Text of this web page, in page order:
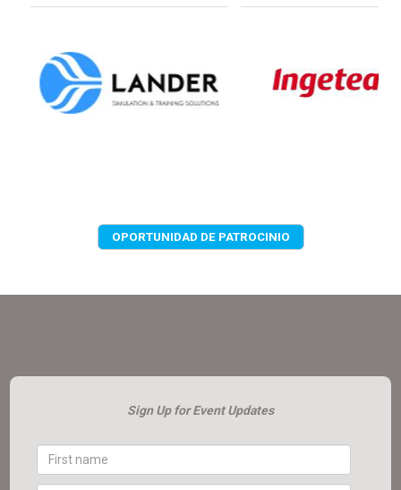
OPORTUNIDAD DE PATROCINIO
Sign Up for Event Updates